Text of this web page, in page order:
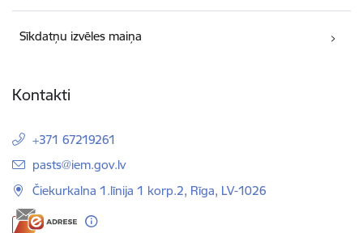
Sīkdatņu izvēles maiņa
Kontakti
+371 67219261
E-pasts:
pasts@iem.gov.lv
Čiekurkalna 1.līnija 1 korp.2, Rīga, LV-1026